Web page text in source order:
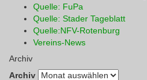
Quelle: FuPa
Quelle: Stader Tageblatt
Quelle:NFV-Rotenburg
Vereins-News
Archiv
Archiv